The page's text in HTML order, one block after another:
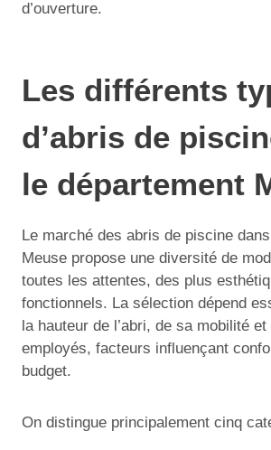
d’ouverture.
Les différents
d’abris de
le département
Le marché des abris de piscine
Meuse propose une diversité de
toutes les attentes, des plus
fonctionnels. La sélection dépend
la hauteur de l’abri, de sa mobilité
employés, facteurs influençant
budget.
On distingue principalement cinq